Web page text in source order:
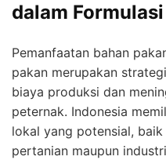
dalam
Pemanfaatan bahan
pakan merupakan
biaya produksi dan
peternak. Indonesia
lokal yang potensial,
pertanian maupun